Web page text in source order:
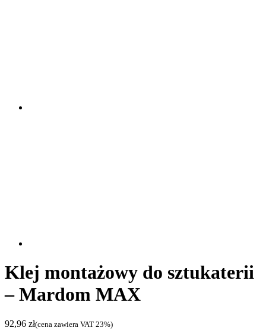
Klej montażowy do sztukaterii
– Mardom MAX
92,96 zł(cena zawiera VAT 23%)